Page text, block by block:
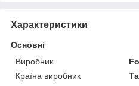
Характеристики
Основні
Виробник
Країна виробник